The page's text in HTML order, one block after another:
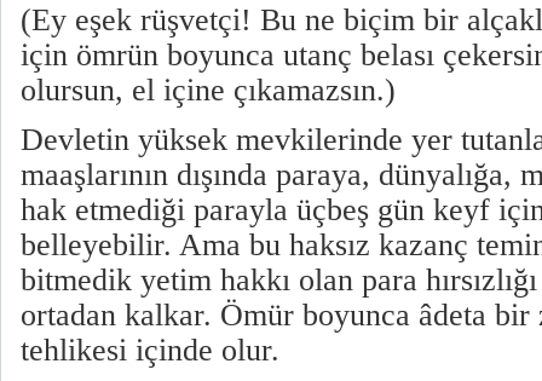
(Ey eşek rüşvetçi! Bu ne biçim bir
için ömrün boyunca utanç belası
olursun, el içine çıkamazsın.)
Devletin yüksek mevkilerinde yer
maaşlarının dışında paraya, dünyalığa,
hak etmediği parayla üçbeş gün keyf
belleyebilir. Ama bu haksız kazanç
bitmedik yetim hakkı olan para
ortadan kalkar. Ömür boyunca âdeta bir
tehlikesi içinde olur.